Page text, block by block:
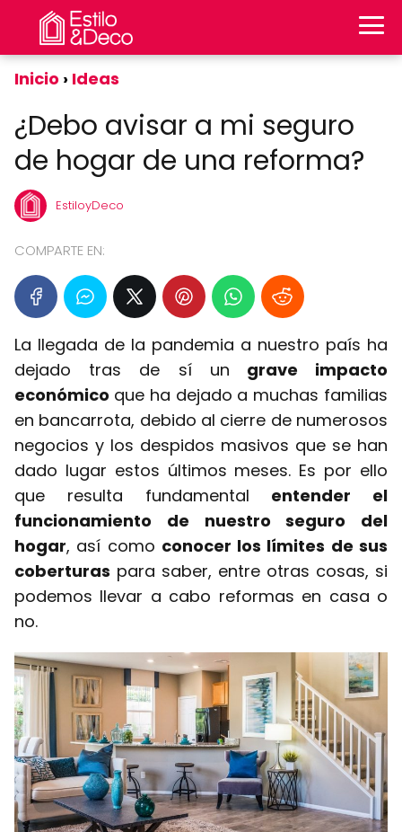
Inicio Ideas
¿Debo avisar a mi seguro
de hogar de una reforma?
EstiloyDeco
COMPARTE EN:
La llegada de la pandemia a nuestro país ha
dejado tras de sí un grave impacto
económico que ha dejado a muchas familias
en bancarrota, debido al cierre de numerosos
negocios y los despidos masivos que se han
dado lugar estos últimos meses. Es por ello
que resulta fundamental entender el
funcionamiento de nuestro seguro del
hogar, así como conocer los límites de sus
coberturas para saber, entre otras cosas, si
podemos llevar a cabo reformas en casa o
no.